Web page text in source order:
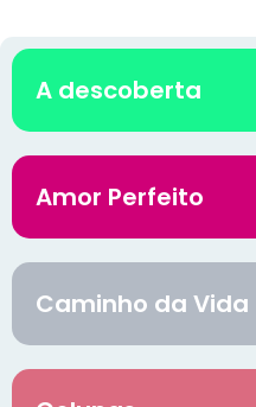
A descoberta
Amor Perfeito
Caminho da Vida